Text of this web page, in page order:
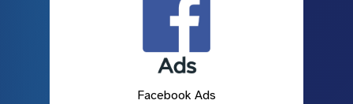
Facebook Ads